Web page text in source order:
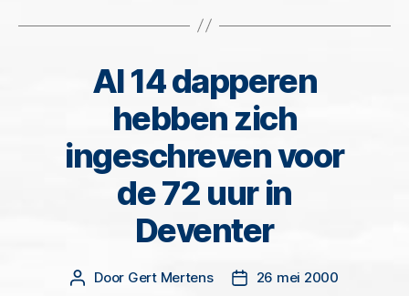
Categorieën
Al 14 dapperen
hebben zich
ingeschreven voor
de 72 uur in
Deventer
Berichtauteur
Door Gert Mertens Berichtdatum
26 mei 2000